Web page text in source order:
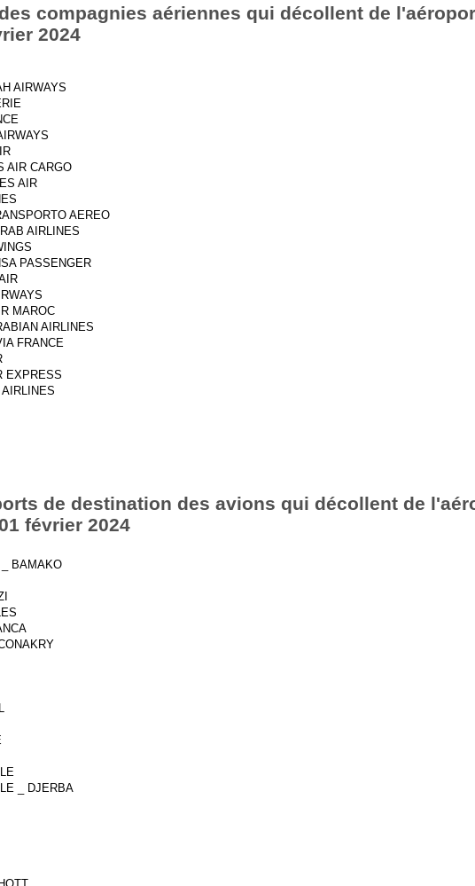
compagnies aériennes qui décollent de
2024
AIRWAYS
AIR CARGO
AIR
AEREO
AIRLINES
PASSENGER
MAROC
AIRLINES
FRANCE
EXPRESS
de destination des avions qui décollent de
février 2024
BAMAKO
_ DJERBA